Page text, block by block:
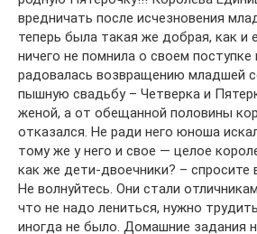
вредничать после исчезновения
теперь была такая же добрая, как и
ничего не помнила о своем
радовалась возвращению младшей
пышную свадьбу – Четверка и
женой, а от обещанной половины
отказался. Не ради него юноша
тому же у него и свое — целое
как же дети-двоечники? – спросите
Не волнуйтесь. Они стали
что не надо лениться, нужно
иногда не было. Домашние задания